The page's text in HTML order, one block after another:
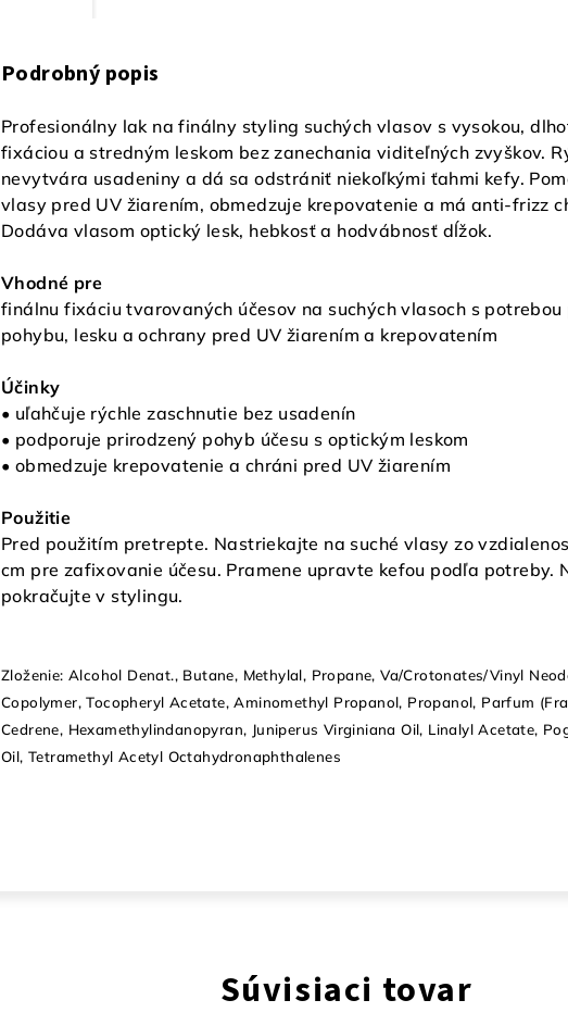
Podrobný popis
Profesionálny lak na finálny styling suchých vlasov s vysokou,
fixáciou a stredným leskom bez zanechania viditeľných zvyškov.
nevytvára usadeniny a dá sa odstrániť niekoľkými ťahmi kefy.
vlasy pred UV žiarením, obmedzuje krepovatenie a má anti-frizz
Dodáva vlasom optický lesk, hebkosť a hodvábnosť dĺžok.
Vhodné pre
finálnu fixáciu tvarovaných účesov na suchých vlasoch s potrebou
pohybu, lesku a ochrany pred UV žiarením a krepovatením
Účinky
• uľahčuje rýchle zaschnutie bez usadenín
• podporuje prirodzený pohyb účesu s optickým leskom
• obmedzuje krepovatenie a chráni pred UV žiarením
Použitie
Pred použitím pretrepte. Nastriekajte na suché vlasy zo
cm pre zafixovanie účesu. Pramene upravte kefou podľa potreby.
pokračujte v stylingu.
Zloženie: Alcohol Denat., Butane, Methylal, Propane, Va/Crotonates/Vinyl
Copolymer, Tocopheryl Acetate, Aminomethyl Propanol, Propanol, Parfum
Cedrene, Hexamethylindanopyran, Juniperus Virginiana Oil, Linalyl Acetate,
Oil, Tetramethyl Acetyl Octahydronaphthalenes
Súvisiaci tovar